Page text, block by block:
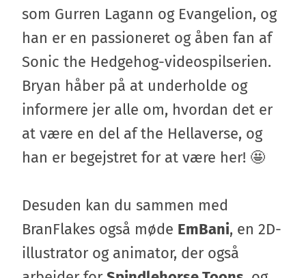
som Gurren Lagann og Evangelion, og
han er en passioneret og åben fan af
Sonic the Hedgehog-videospilserien.
Bryan håber på at underholde og
informere jer alle om, hvordan det er
at være en del af the Hellaverse, og
han er begejstret for at være her! 🤩
Desuden kan du sammen med
BranFlakes også møde EmBani, en 2D-
illustrator og animator, der også